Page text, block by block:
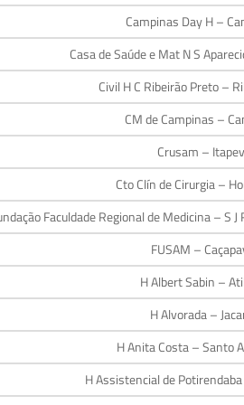
Campinas Day H –
Casa de Saúde e Mat N S
Civil H C Ribeirão Preto –
CM de Campinas –
Crusam –
Cto Clín de Cirurgia –
Faculdade Regional de Medicina – S
FUSAM –
H Albert Sabin –
H Alvorada –
H Anita Costa – Santo
H Assistencial de